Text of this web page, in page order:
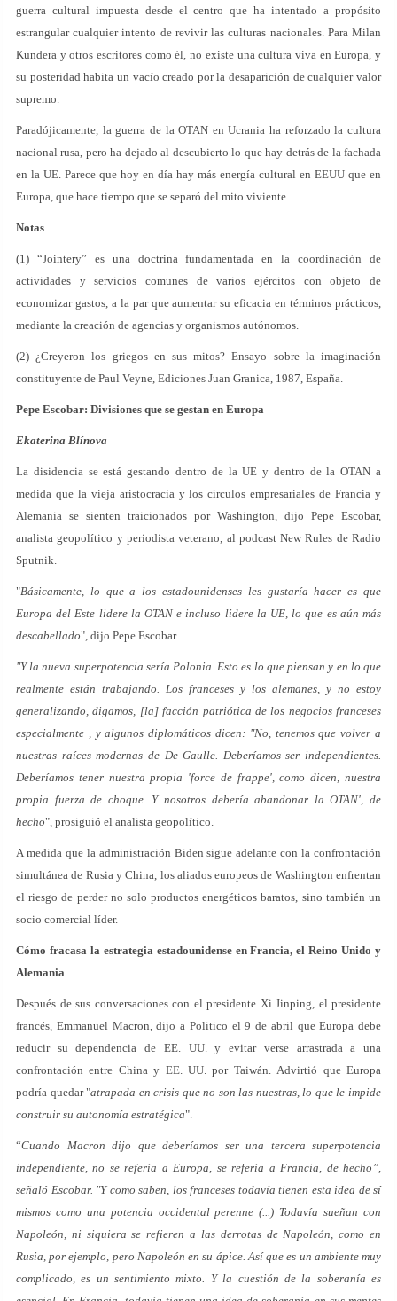
guerra cultural impuesta desde el centro que ha intentado a propósito
estrangular cualquier intento de revivir las culturas nacionales. Para Milan
Kundera y otros escritores como él, no existe una cultura viva en Europa, y
su posteridad habita un vacío creado por la desaparición de cualquier valor
supremo.
Paradójicamente, la guerra de la OTAN en Ucrania ha reforzado la cultura
nacional rusa, pero ha dejado al descubierto lo que hay detrás de la fachada
en la UE. Parece que hoy en día hay más energía cultural en EEUU que en
Europa, que hace tiempo que se separó del mito viviente.
Notas
(1) “Jointery” es una doctrina fundamentada en la coordinación de
actividades y servicios comunes de varios ejércitos con objeto de
economizar gastos, a la par que aumentar su eficacia en términos prácticos,
mediante la creación de agencias y organismos autónomos.
(2) ¿Creyeron los griegos en sus mitos? Ensayo sobre la imaginación
constituyente de Paul Veyne, Ediciones Juan Granica, 1987, España.
Pepe Escobar: Divisiones que se gestan en Europa
Ekaterina Blínova
La disidencia se está gestando dentro de la UE y dentro de la OTAN a
medida que la vieja aristocracia y los círculos empresariales de Francia y
Alemania se sienten traicionados por Washington, dijo Pepe Escobar,
analista geopolítico y periodista veterano, al podcast New Rules de Radio
Sputnik.
"Básicamente, lo que a los estadounidenses les gustaría hacer es que
Europa del Este lidere la OTAN e incluso lidere la UE, lo que es aún más
descabellado", dijo Pepe Escobar.
"Y la nueva superpotencia sería Polonia. Esto es lo que piensan y en lo que
realmente están trabajando. Los franceses y los alemanes, y no estoy
generalizando, digamos, [la] facción patriótica de los negocios franceses
especialmente , y algunos diplomáticos dicen: "No, tenemos que volver a
nuestras raíces modernas de De Gaulle. Deberíamos ser independientes.
Deberíamos tener nuestra propia 'force de frappe', como dicen, nuestra
propia fuerza de choque. Y nosotros debería abandonar la OTAN', de
hecho", prosiguió el analista geopolítico.
A medida que la administración Biden sigue adelante con la confrontación
simultánea de Rusia y China, los aliados europeos de Washington enfrentan
el riesgo de perder no solo productos energéticos baratos, sino también un
socio comercial líder.
Cómo fracasa la estrategia estadounidense en Francia, el Reino Unido y
Alemania
Después de sus conversaciones con el presidente Xi Jinping, el presidente
francés, Emmanuel Macron, dijo a Politico el 9 de abril que Europa debe
reducir su dependencia de EE. UU. y evitar verse arrastrada a una
confrontación entre China y EE. UU. por Taiwán. Advirtió que Europa
podría quedar "atrapada en crisis que no son las nuestras, lo que le impide
construir su autonomía estratégica".
“Cuando Macron dijo que deberíamos ser una tercera superpotencia
independiente, no se refería a Europa, se refería a Francia, de hecho”,
señaló Escobar. "Y como saben, los franceses todavía tienen esta idea de sí
mismos como una potencia occidental perenne (...) Todavía sueñan con
Napoleón, ni siquiera se refieren a las derrotas de Napoleón, como en
Rusia, por ejemplo, pero Napoleón en su ápice. Así que es un ambiente muy
complicado, es un sentimiento mixto. Y la cuestión de la soberanía es